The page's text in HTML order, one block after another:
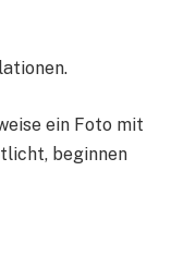
ein Foto mit
beginnen